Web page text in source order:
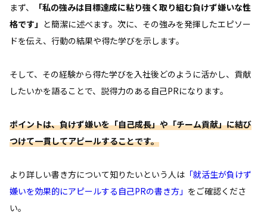
まず、
「私の強みは目標達成に粘り強く取り組む負けず嫌いな性
格です」 と簡潔に述べます。次に、その強みを発揮したエピソー
ドを伝え、行動の結果や得た学びを示します。
そして、その経験から得た学びを入社後どのように活かし、貢献
したいかを語ることで、説得力のある自己PRになります。
ポイントは、負けず嫌いを「自己成長」や「チーム貢献」に結び
つけて一貫してアピールすることです。
より詳しい書き方について知りたいという人は 「就活生が負けず
嫌いを効果的にアピールする自己PRの書き方」 をご確認くださ
い。